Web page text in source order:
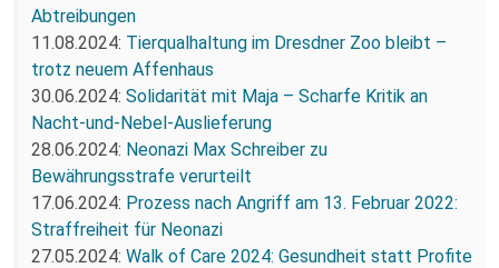
Abtreibungen
11.08.2024: Tierqualhaltung im Dresdner Zoo bleibt –
trotz neuem Affenhaus
30.06.2024: Solidarität mit Maja – Scharfe Kritik an
Nacht-und-Nebel-Auslieferung
28.06.2024: Neonazi Max Schreiber zu
Bewährungsstrafe verurteilt
17.06.2024: Prozess nach Angriff am 13. Februar 2022:
Straffreiheit für Neonazi
27.05.2024: Walk of Care 2024: Gesundheit statt Profite